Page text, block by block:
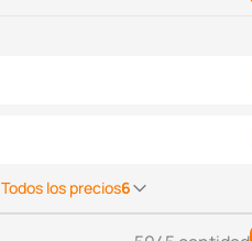
Todos los precios6